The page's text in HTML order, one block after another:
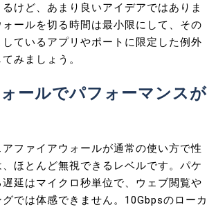
けど、あまり良いアイデアではありま
ールを切る時間は最小限にして、その
ているアプリやポートに限定した例外
みましょう。
ールでパフォーマンスが
ファイアウォールが通常の使い方で性
ほとんど無視できるレベルです。パケ
延はマイクロ秒単位で、ウェブ閲覧や
では体感できません。10Gbpsのローカ